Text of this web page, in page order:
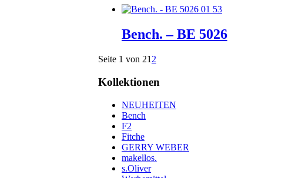
Bench. – BE 5026
Seite 1 von 21 2
Kollektionen
NEUHEITEN
Bench
F2
Fitche
GERRY WEBER
makellos.
s.Oliver